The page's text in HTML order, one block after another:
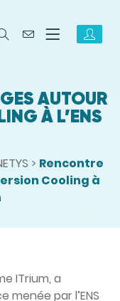
AUTOUR
À L’ENS
> Rencontre
Cooling à
ITrium, a
menée par l’ENS